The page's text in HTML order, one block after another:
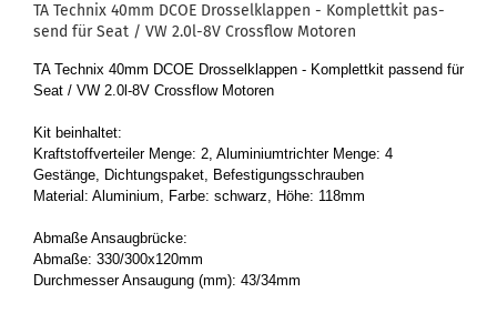
TA Tech­nix 40mm DCOE Dros­sel­klap­pen - Kom­plett­kit pas­
send für Seat / VW 2.0l-8V Cross­flow Mo­to­ren
TA Tech­nix 40mm DCOE Dros­sel­klap­pen - Kom­plett­kit pas­send für
Seat / VW 2.0l-8V Cross­flow Mo­to­ren
Kit be­inhal­tet:
Kraft­stoff­ver­tei­ler Menge: 2, Alu­mi­ni­umtrich­ter Menge: 4
Ge­stän­ge, Dich­tungs­pa­ket, Be­fes­ti­gungs­schrau­ben
Ma­te­ri­al: Alu­mi­ni­um, Farbe: schwarz, Höhe: 118mm
Ab­ma­ße An­saug­brü­cke:
Ab­ma­ße: 330/300x120mm
Durch­mes­ser An­sau­gung (mm): 43/34mm